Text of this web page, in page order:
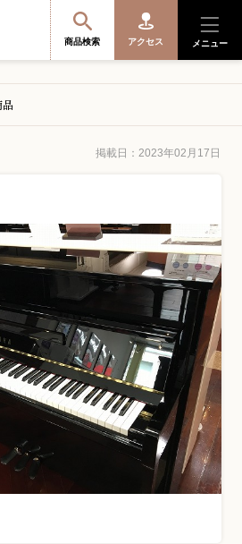
商品検索 アクセス メニュー
情報
合わせ総合窓口
6252-0432
品
掲載日：2023年02月17日